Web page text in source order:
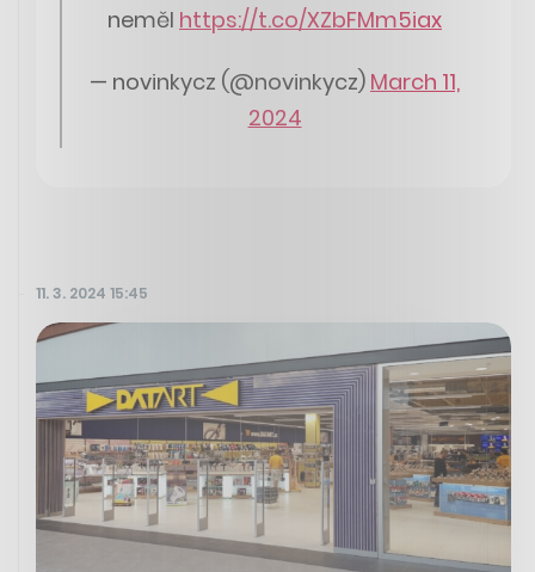
neměl https://t.co/XZbFMm5iax
— novinkycz (@novinkycz) March 11,
2024
11. 3. 2024 15:45